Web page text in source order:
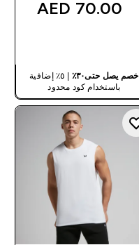
70.00 AED‎
خصم يصل حتى٣٠٪
| ٥٪ إضافية
باستخدام كود محدود